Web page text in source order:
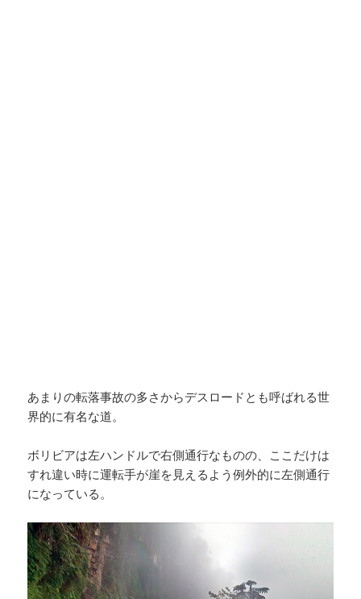
あまりの転落事故の多さからデスロードとも呼ばれる世
界的に有名な道。
ボリビアは左ハンドルで右側通行なものの、ここだけは
すれ違い時に運転手が崖を見えるよう例外的に左側通行
になっている。